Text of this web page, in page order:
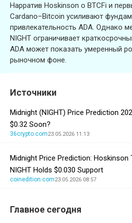
Нарратив Hoskinson о BTCFi и
Cardano–Bitcoin усиливают
привлекательность ADA. Однако
NIGHT ограничивает
ADA может показать умеренный
рыночном фоне.
Источники
Midnight (NIGHT) Price Prediction
$0.32 Soon?
36crypto.com23.05.2026 11:13
Midnight Price Prediction: Hoskinson
NIGHT Holds $0.030 Support
coinedition.com23.05.2026 08:57
Главное сегодня